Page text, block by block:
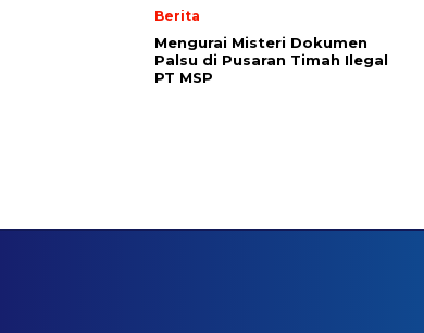
Berita
Mengurai Misteri Dokumen
Palsu di Pusaran Timah Ilegal
PT MSP